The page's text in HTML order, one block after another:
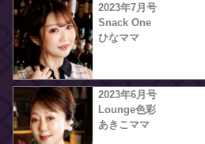
2023年7月号
Snack One
ひなママ
2023年6月号
Lounge色彩
あきこママ